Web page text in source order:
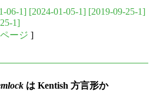
06-1] [2024-01-05-1] [2019-09-25-1]
1]
ージ ]
は Kentish 方言形か